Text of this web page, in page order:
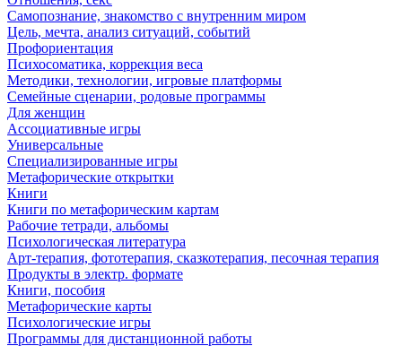
Самопознание, знакомство с внутренним миром
Цель, мечта, анализ ситуаций, событий
Профориентация
Психосоматика, коррекция веса
Методики, технологии, игровые платформы
Семейные сценарии, родовые программы
Для женщин
Ассоциативные игры
Универсальные
Специализированные игры
Метафорические открытки
Книги
Книги по метафорическим картам
Рабочие тетради, альбомы
Психологическая литература
Арт-терапия, фототерапия, сказкотерапия, песочная терапия
Продукты в электр. формате
Книги, пособия
Метафорические карты
Психологические игры
Программы для дистанционной работы